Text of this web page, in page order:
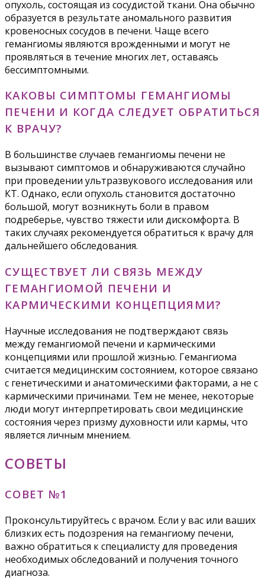
опухоль, состоящая из сосудистой ткани. Она обычно
образуется в результате аномального развития
кровеносных сосудов в печени. Чаще всего
гемангиомы являются врожденными и могут не
проявляться в течение многих лет, оставаясь
бессимптомными.
КАКОВЫ СИМПТОМЫ ГЕМАНГИОМЫ
ПЕЧЕНИ И КОГДА СЛЕДУЕТ ОБРАТИТЬСЯ
К ВРАЧУ?
В большинстве случаев гемангиомы печени не
вызывают симптомов и обнаруживаются случайно
при проведении ультразвукового исследования или
КТ. Однако, если опухоль становится достаточно
большой, могут возникнуть боли в правом
подреберье, чувство тяжести или дискомфорта. В
таких случаях рекомендуется обратиться к врачу для
дальнейшего обследования.
СУЩЕСТВУЕТ ЛИ СВЯЗЬ МЕЖДУ
ГЕМАНГИОМОЙ ПЕЧЕНИ И
КАРМИЧЕСКИМИ КОНЦЕПЦИЯМИ?
Научные исследования не подтверждают связь
между гемангиомой печени и кармическими
концепциями или прошлой жизнью. Гемангиома
считается медицинским состоянием, которое связано
с генетическими и анатомическими факторами, а не с
кармическими причинами. Тем не менее, некоторые
люди могут интерпретировать свои медицинские
состояния через призму духовности или кармы, что
является личным мнением.
СОВЕТЫ
СОВЕТ №1
Проконсультируйтесь с врачом. Если у вас или ваших
близких есть подозрения на гемангиому печени,
важно обратиться к специалисту для проведения
необходимых обследований и получения точного
диагноза.